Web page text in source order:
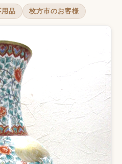
用品 枚方市のお客様